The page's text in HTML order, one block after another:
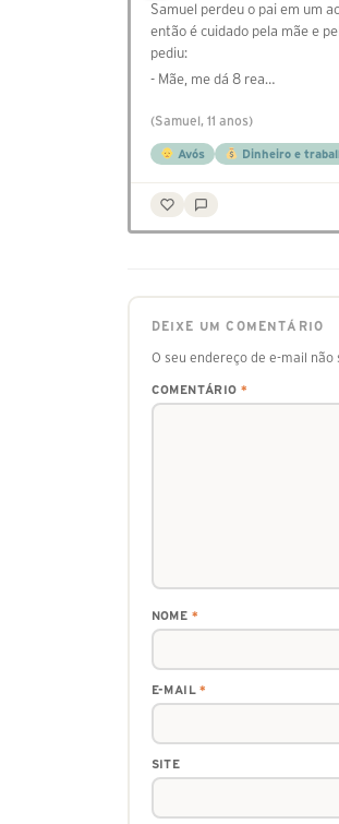
Samuel perdeu o pai em um
então é cuidado pela mãe e
pediu:
- Mãe, me dá 8 rea…
(Samuel, 11 anos)
Avós Dinheiro e
DEIXE UM COMENTÁRIO
O seu endereço de e-mail não
COMENTÁRIO *
NOME *
E-MAIL*
SITE